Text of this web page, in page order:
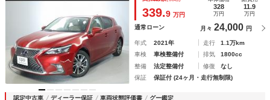
339.9 万円
328
万円
11.9
万円
通常ローン 月々 24,000 円
年式 2021年 走行
1.1万km
車検
車検整備付 排気
1800cc
整備
法定整備付 修復
なし
保証
保証付 (24ヶ月・走行無制限)
認定中古車 ディーラー保証 車両状態評価書 グー鑑定